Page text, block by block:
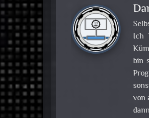
Ich
bin
von